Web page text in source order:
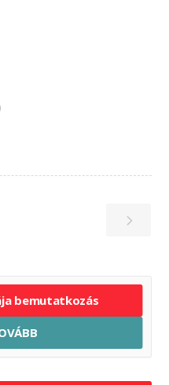
bemutatkozás